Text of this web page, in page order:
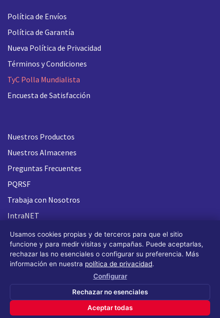
Política de Envíos
Política de Garantía
Nueva Política de Privacidad
Términos y Condiciones
TyC Polla Mundialista
Encuesta de Satisfacción
Nuestros Productos
Nuestros Almacenes
Preguntas Frecuentes
PQRSF
Trabaja con Nosotros
IntraNET
Todos los derechos reservados FLASH 93
Usamos cookies propias y de terceros para que el sitio
funcione y para medir visitas y campañas. Puede aceptarlas,
rechazar las no esenciales o configurar su preferencia. Más
información en nuestra política de privacidad.
Configurar
Rechazar no esenciales
Aceptar todas